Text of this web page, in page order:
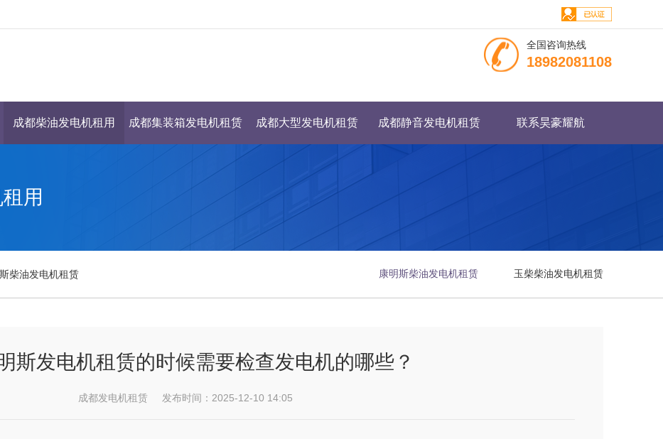
全国咨询热线
18982081108
成都柴油发电机租用 成都集装箱发电机租赁 成都大型发电机租赁 成都静音发电机租赁 联系昊豪耀航
用
柴油发电机租赁 康明斯柴油发电机租赁 玉柴柴油发电机租赁
斯发电机租赁的时候需要检查发电机的哪些？
成都发电机租赁 发布时间：2025-12-10 14:05